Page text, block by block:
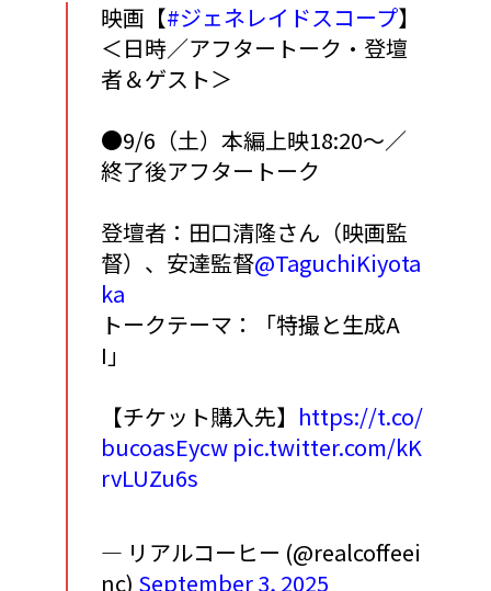
映画【#ジェネレイドスコープ】
＜日時／アフタートーク・登壇
者＆ゲスト＞
●9/6（土）本編上映18:20～／
終了後アフタートーク
登壇者：田口清隆さん（映画監
督）、安達監督@TaguchiKiyota
ka
トークテーマ：「特撮と生成A
I」
【チケット購入先】 https://t.co/
bucoasEycw pic.twitter.com/kK
rvLUZu6s
— リアルコーヒー (@realcoffeei
nc) September 3, 2025